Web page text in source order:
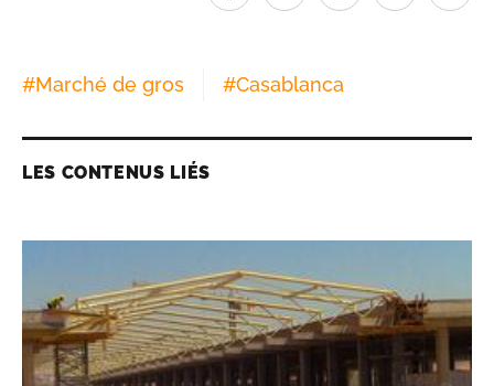
#Marché de gros #Casablanca
LES CONTENUS LIÉS